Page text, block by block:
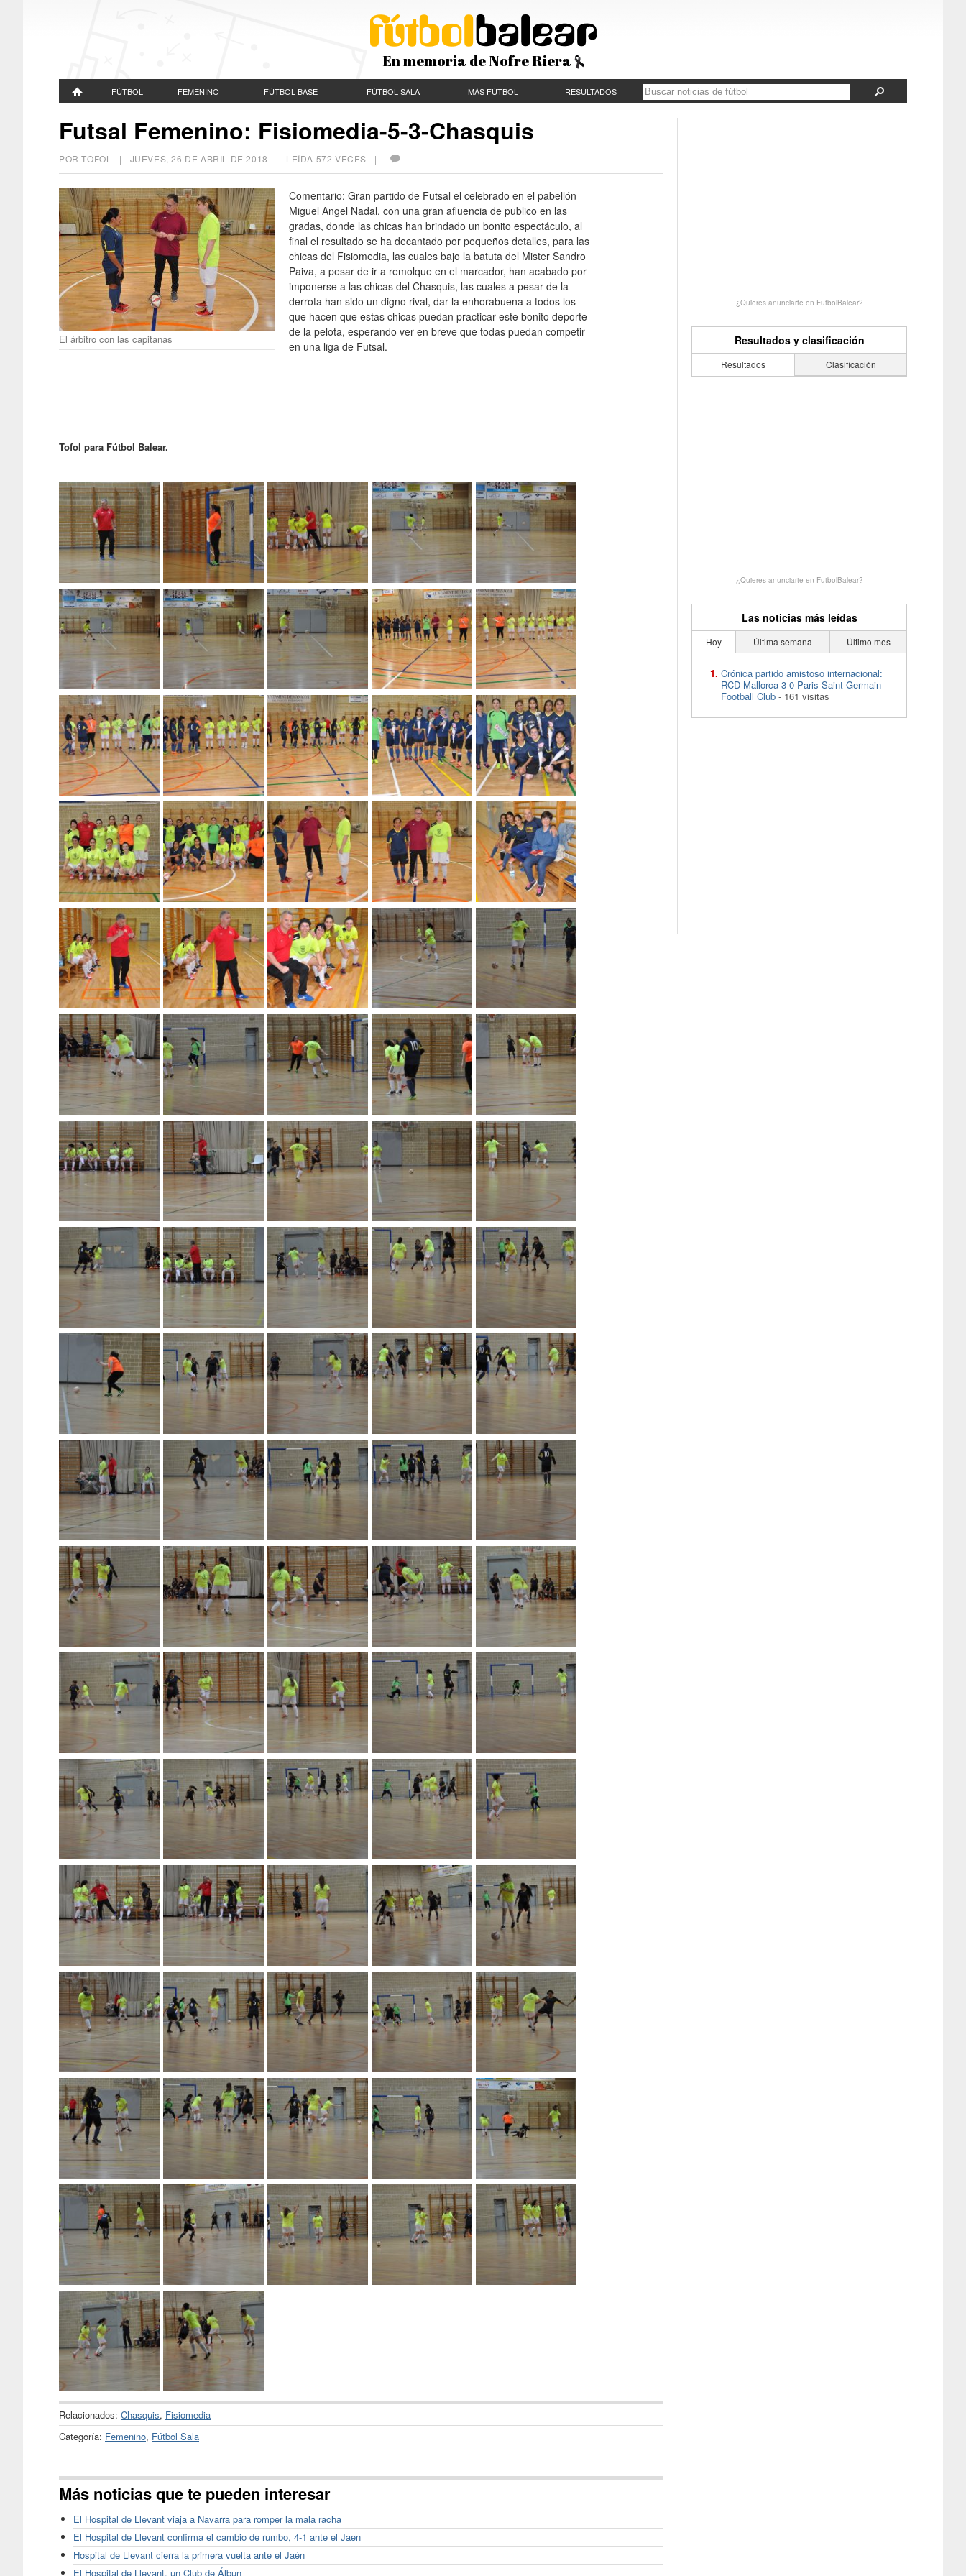
En memoria de Nofre Riera
FÚTBOL FEMENINO FÚTBOL BASE FÚTBOL SALA MÁS FÚTBOL RESULTADOS
Futsal Femenino: Fisiomedia-5-3-Chasquis
POR TOFOL | JUEVES, 26 DE ABRIL DE 2018 | LEÍDA 572 VECES |
El árbitro con las capitanas
Comentario: Gran partido de Futsal el celebrado en el pabellón
Miguel Angel Nadal, con una gran afluencia de publico en las
gradas, donde las chicas han brindado un bonito espectáculo, al
final el resultado se ha decantado por pequeños detalles, para las
chicas del Fisiomedia, las cuales bajo la batuta del Mister Sandro
Paiva, a pesar de ir a remolque en el marcador, han acabado por
imponerse a las chicas del Chasquis, las cuales a pesar de la
derrota han sido un digno rival, dar la enhorabuena a todos los
que hacen que estas chicas puedan practicar este bonito deporte
de la pelota, esperando ver en breve que todas puedan competir
en una liga de Futsal.
Tofol para Fútbol Balear.
Relacionados: Chasquis, Fisiomedia
Categoría: Femenino, Fútbol Sala
Más noticias que te pueden interesar
El Hospital de Llevant viaja a Navarra para romper la mala racha
El Hospital de Llevant confirma el cambio de rumbo, 4-1 ante el Jaen
Hospital de Llevant cierra la primera vuelta ante el Jaén
El Hospital de Llevant, un Club de Álbun
¿Quieres anunciarte en FutbolBalear?
Resultados y clasificación
Resultados Clasificación
¿Quieres anunciarte en FutbolBalear?
Las noticias más leídas
Hoy Última semana Último mes
Crónica partido amistoso internacional:
RCD Mallorca 3-0 Paris Saint-Germain
Football Club - 161 visitas